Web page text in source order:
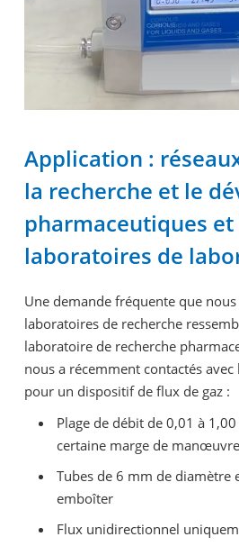
Application :
la recherche et le
pharmaceutiques et
laboratoires de
Une demande fréquente que
laboratoires de recherche
laboratoire de recherche
nous a récemment contactés
pour un dispositif de flux de gaz :
Plage de débit de 0,01 à 1,00
certaine marge de
Tubes de 6 mm de diamètre
emboîter
Flux unidirectionnel